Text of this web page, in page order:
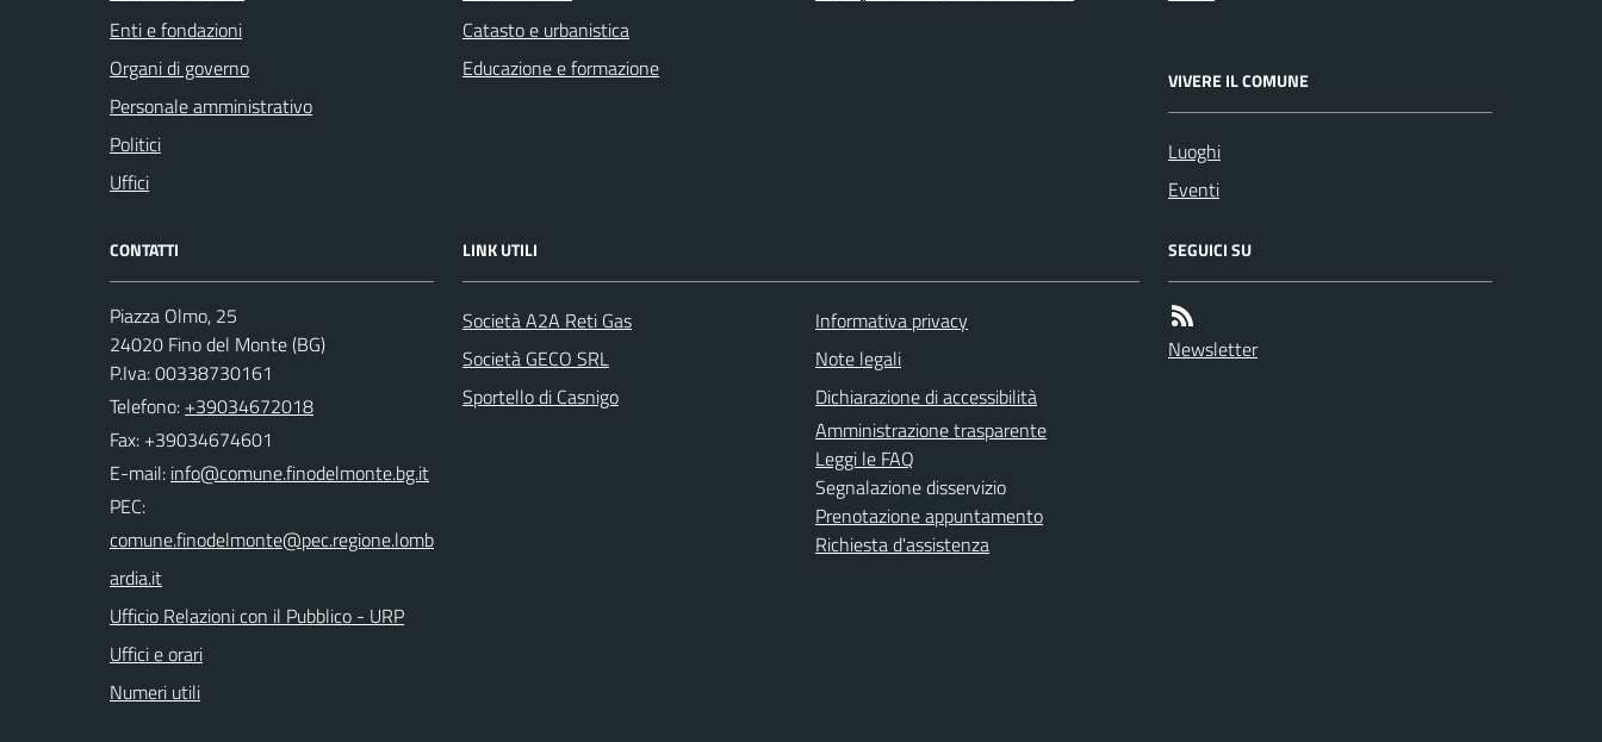
Enti e fondazioni
Organi di governo
Personale amministrativo
Politici
Uffici
Catasto e urbanistica
Educazione e formazione
VIVERE IL COMUNE
Luoghi
Eventi
CONTATTI
Piazza Olmo, 25
24020 Fino del Monte (BG)
P.Iva: 00338730161
Telefono: +39034672018
Fax: +39034674601
E-mail:
PEC:
Ufficio Relazioni con il Pubblico - URP
Uffici e orari
Numeri utili
LINK UTILI
Società A2A Reti Gas
Società GECO SRL
Sportello di Casnigo
Informativa privacy
Note legali
Dichiarazione di accessibilità
Amministrazione trasparente
Leggi le FAQ
Segnalazione disservizio
Prenotazione appuntamento
Richiesta d'assistenza
SEGUICI SU
Newsletter